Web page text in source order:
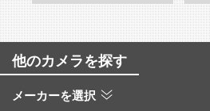
他のカメラを探す
メーカーを選択